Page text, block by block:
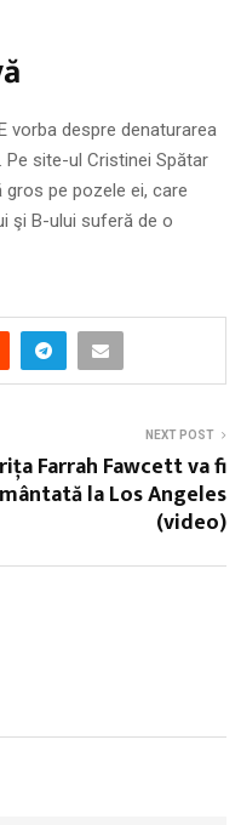
vorba despre denaturarea
site-ul Cristinei Spătar
pe pozele ei, care
şi B-ului suferă de o
NEXT POST
Farrah Fawcett va fi
la Los Angeles
(video)